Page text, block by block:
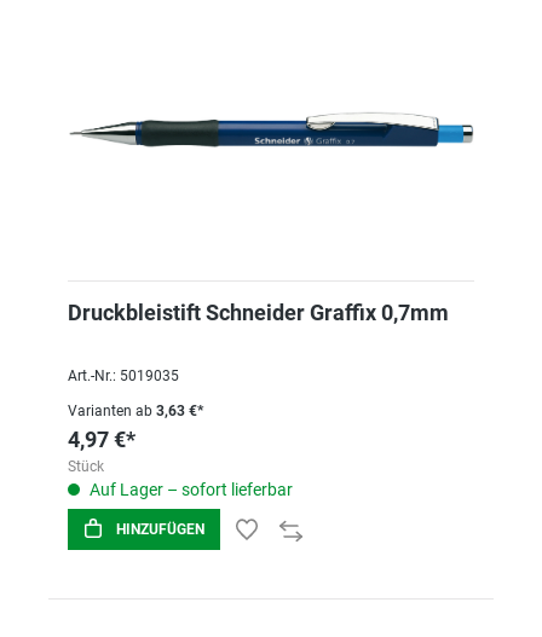
Druckbleistift Schneider Graffix 0,7mm
Art.-Nr.: 5019035
Varianten ab 3,63 €*
4,97 €*
Stück
Auf Lager – sofort lieferbar
HINZUFÜGEN